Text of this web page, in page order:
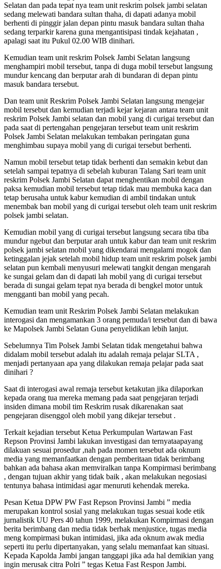
Selatan dan pada tepat nya team unit reskrim polsek jambi selatan
sedang melewati bandara sultan thaha, di dapati adanya mobil
berhenti di pinggir jalan depan pintu masuk bandara sultan thaha
sedang terparkir karena guna mengantisipasi tindak kejahatan ,
apalagi saat itu Pukul 02.00 WIB dinihari.
Kemudian team unit reskrim Polsek Jambi Selatan langsung
menghampiri mobil tersebut, tanpa di duga mobil tersebut langsung
mundur kencang dan berputar arah di bundaran di depan pintu
masuk bandara tersebut.
Dan team unit Reskrim Polsek Jambi Selatan langsung mengejar
mobil tersebut dan kemudian terjadi kejar kejaran antara team unit
reskrim Polsek Jambi selatan dan mobil yang di curigai tersebut dan
pada saat di pertengahan pengejaran tersebut team unit reskrim
Polsek Jambi Selatan melakukan tembakan peringatan guna
menghimbau supaya mobil yang di curigai tersebut berhenti.
Namun mobil tersebut tetap tidak berhenti dan semakin kebut dan
setelah sampai tepatnya di sebelah kuburan Talang Sari team unit
reskrim Polsek Jambi Selatan dapat menghentikan mobil dengan
paksa kemudian mobil tersebut tetap tidak mau membuka kaca dan
tetap berusaha untuk kabur kemudian di ambil tindakan untuk
menembak ban mobil yang di curigai tersebut oleh team unit reskrim
polsek jambi selatan.
Kemudian mobil yang di curigai tersebut langsung secara tiba tiba
mundur ngebut dan berputar arah untuk kabur dan team unit reskrim
polsek jambi selatan mobil yang dikendarai mengalami mogok dan
ketinggalan jejak setelah mobil hidup team unit reskrim polsek jambi
selatan pun kembali menyusuri melewati tangkit dengan mengarah
ke sungai gelam dan di dapati lah mobil yang di curigai tersebut
berada di sungai gelam tepat nya berada di bengkel motor untuk
mengganti ban mobil yang pecah.
Kemudian team unit Reskrim Polsek Jambi Selatan melakukan
interogasi dan mengamankan 3 orang pemuda/i tersebut dan di bawa
ke Mapolsek Jambi Selatan Guna penyelidikan lebih lanjut.
Sebelumnya Tim Polsek Jambi Selatan tidak mengetahui bahwa
didalam mobil tersebut adalah itu adalah remaja pelajar SLTA ,
menjadi pertanyaan apa yang dilakukan remaja pelajar pada saat
dinihari ?
Saat di interogasi awal remaja tersebut ketakutan jika dilaporkan
kepada orang tua mereka memang pada saat pengejaran terjadi
insiden dimana mobil tim Reskrim rusak dikarenakan saat
pengejaran disenggol oleh mobil yang dikejar tersebut .
Terkait kejadian tersebut Ketua Perkumpulan Wartawan Fast
Repson Provinsi Jambi lakukan investigasi dan ternyataapayang
dilakuan sesuai prosedur ,nah pada momen tersebut ada oknum
media yang memanfaatkan dengan pemberitaan tidak berimbang
bahkan ada bahasa akan memviralkan tanpa Kompirmasi berimbang
, dengan tujuan akhir yang tidak baik , akan melakukan negosiasi
tentunya bahasa intimidasi agar menuruti kehendak mereka.
Pesan Ketua DPW PW Fast Repson Provinsi Jambi ” media
merupakan kontrol sosial yang melakukan tugas sesuai kode etik
jurnalistik UU Pers 40 tahun 1999, melakukan Kompirmasi dengan
berita berimbang dan media tidak berhak menjustice, tugas media
meng kompirmasi bukan intimidasi, jika ada oknum awak media
seperti itu perlu dipertanyakan, yang selalu memanfaat kan situasi.
Kepada Kapolda Jambi jangan tanggapi jika ada hal demikian yang
ingin merusak citra Polri ” tegas Ketua Fast Respon Jambi.